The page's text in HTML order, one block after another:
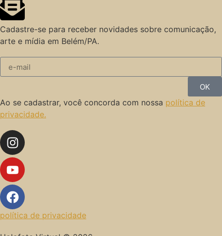
Cadastre-se para receber novidades sobre comunicação,
arte e mídia em Belém/PA.
OK
Ao se cadastrar, você concorda com nossa política de
privacidade.
política de privacidade